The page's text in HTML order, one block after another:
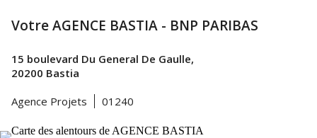
Votre AGENCE BASTIA - BNP PARIBAS
15 boulevard Du General De Gaulle,
20200 Bastia
Agence Projets
01240